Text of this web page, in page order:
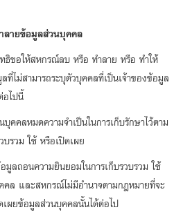
ลายข้อมูลส่วนบุคคล
ธิขอให้สหกรณ์ลบ หรือ ทำลาย หรือ ทำให้
ไม่สามารถระบุตัวบุคคลที่เป็นเจ้าของข้อมูล
ไปนี้
คคลหมดความจำเป็นในการเก็บรักษาไว้ตาม
บรวม ใช้ หรือเปิดเผย
มูลถอนความยินยอมในการเก็บรวบรวม ใช้
คล และสหกรณ์ไม่มีอำนาจตามกฎหมายที่จะ
เผยข้อมูลส่วนบุคคลนั้นได้ต่อไป